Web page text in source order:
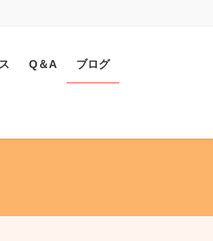
Q＆A ブログ